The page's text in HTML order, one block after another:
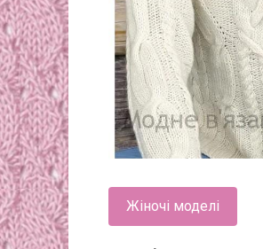
Жіночі моделі